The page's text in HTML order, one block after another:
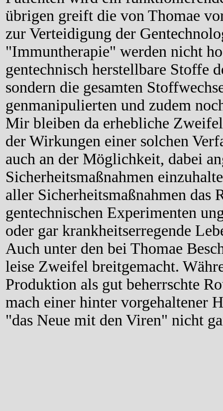
übrigen greift die von Thomae
zur Verteidigung der
"Immuntherapie" werden nicht
gentechnisch herstellbare Stoffe
sondern die gesamten
genmanipulierten und zudem
Mir bleiben da erhebliche
der Wirkungen einer solchen
auch an der Möglichkeit, dabei
Sicherheitsmaßnahmen
aller Sicherheitsmaßnahmen das
gentechnischen Experimenten
oder gar krankheitserregende
Auch unter den bei Thomae
leise Zweifel breitgemacht.
Produktion als gut beherrschte
mach einer hinter vorgehaltener
"das Neue mit den Viren" nicht